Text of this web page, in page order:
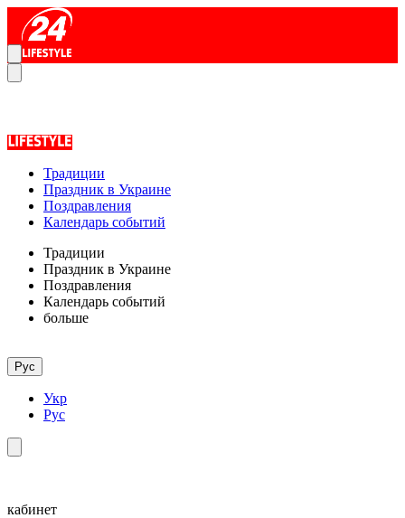
Традиции
Праздник в Украине
Поздравления
Календарь событий
Традиции
Праздник в Украине
Поздравления
Календарь событий
больше
Рус
Укр
Рус
кабинет